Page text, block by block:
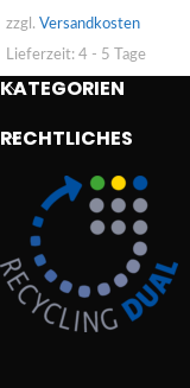
zzgl. Versandkosten
Lieferzeit: 4 - 5 Tage
KATEGORIEN
RECHTLICHES